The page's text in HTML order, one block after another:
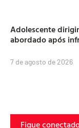
Adolescente
abordado após
7 de agosto de 2026
Fique